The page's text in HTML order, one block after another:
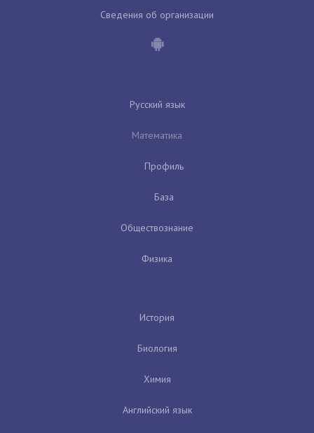
Сведения об организации
Русский язык
Математика
Профиль
База
Обществознание
Физика
История
Биология
Химия
Английский язык